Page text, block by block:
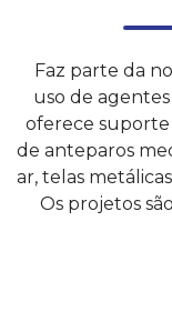
Faz parte da
uso de
oferece suporte
de anteparos
ar, telas
Os projetos